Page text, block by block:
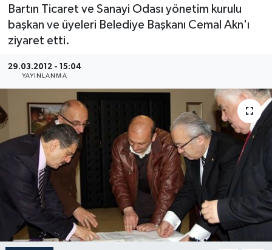
Bartın Ticaret ve Sanayi Odası yönetim kurulu
başkan ve üyeleri Belediye Başkanı Cemal Akn'ı
ziyaret etti.
29.03.2012 - 15:04
YAYINLANMA
Medya
Sivil Toplum
Siyaset
Spor
Tarım
Turizm